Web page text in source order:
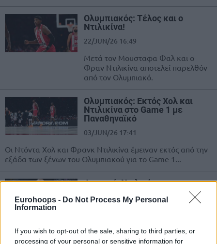
Eurohoops - Do Not Process My Personal
Information
If you wish to opt-out of the sale, sharing to third parties, or
processing of your personal or sensitive information for
Ολυμπιακός: Τέλος και ο
Ντιλικίνα!
22/JUN/26 16:49
Μετά τον Μουσταφα Φαλ και ο
Φραν Ντιλικίνα αποτελεί παρελθόν
από τον Ολυμπιακό.
Ολυμπιακός: Εκτός Χολ και
Ντιλικίνα στο Game 1 με
Παναθηναϊκό
03/JUN/26 17:41
Οι Ντόντα Χολ και Φρανκ Ντιλικίνα έμειναν εκτός από την
εξάδα των ξένων του Ολυμπιακού για το Game 1...
Φουρνιέ, Ντιλικίνα και
Γκομπέρ κλήθηκαν στη Γαλλία
για το “παράθυρο” της FIBA
Οι Εβάν Φουρνιέ και Φρανκ Ντιλικίνα του Ολυμπιακού
συμπεριλήφθηκαν στις κλήσεις της εθνικής Γαλλίας για το